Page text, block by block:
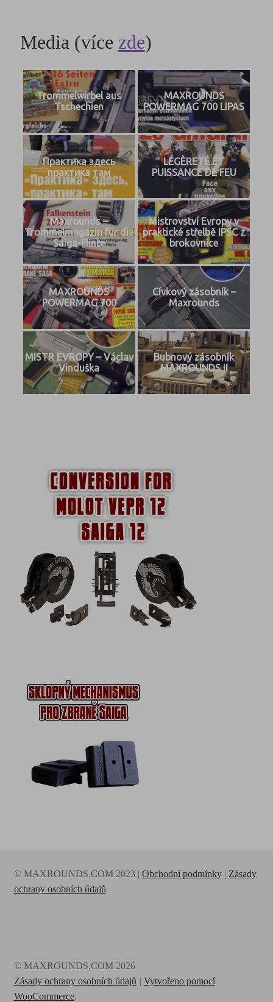
Media (více zde)
Trommelwirbel aus
Tschechien
MAXROUNDS
POWERMAG 700 LIPAS
Практика здесь
практика там
LÉGÈRETÉ ET
PUISSANCE DE FEU
Maxrounds –
Trommelmagazin für die
Saiga-Flinte
Mistrovství Evropy v
praktické střelbě IPSC z
brokovnice
MAXROUNDS
POWERMAG 700
Cívkový zásobník –
Maxrounds
MISTR EVROPY – Václav
Vinduška
Bubnový zásobník
MAXROUNDS II
© MAXROUNDS.COM 2023 | Obchodní podmínky| Zásady
ochrany osobních údajů
© MAXROUNDS.COM 2026
Zásady ochrany osobních údajů
Vytvořeno pomocí
WooCommerce.